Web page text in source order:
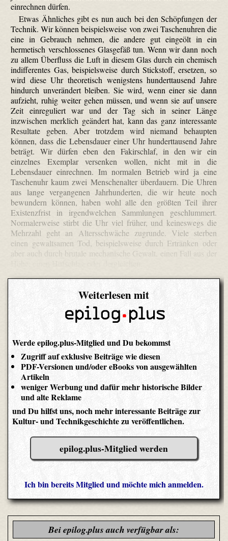
einrechnen dürfen.
Etwas Ähnliches gibt es nun auch bei den Schöpfungen der
Technik. Wir können beispielsweise von zwei Taschenuhren die
eine in Gebrauch nehmen, die andere gut eingeölt in ein
hermetisch verschlossenes Glasgefäß tun. Wenn wir dann noch
zu allem Überfluss die Luft in diesem Glas durch ein chemisch
indifferentes Gas, beispielsweise durch Stickstoff, ersetzen, so
wird diese Uhr theoretisch wenigstens hunderttausend Jahre
hindurch unverändert bleiben. Sie wird, wenn einer sie dann
aufzieht, ruhig weiter gehen müssen, und wenn sie auf unsere
Zeit einreguliert war und der Tag sich in seiner Länge
inzwischen merklich geändert hat, kann das ganz interessante
Resultate geben. Aber trotzdem wird niemand behaupten
können, dass die Lebensdauer einer Uhr hunderttausend Jahre
beträgt. Wir dürfen eben den Fakir­schlaf, in den wir ein
einzelnes Exemplar versenken wollen, nicht mit in die
Lebensdauer einrechnen. Im normalen Betrieb wird ja eine
Taschenuhr kaum zwei Menschenalter überdauern. Die Uhren
aus lange vergangenen Jahrhunderten, die wir heute noch
bewundern können, haben wohl alle den größten Teil ihrer
Existenzfrist in irgendwelchen Sammlungen geschlummert.
Normalerweise stirbt die Uhr viel früher, und keineswegs die
Mehrzahl geht an Altersschwäche zugrunde. Viele sterben
einen gewaltsamen Tod, beispielsweise durch Ertränken oder
aber auch durch brutale mechanische Gewalt, einen Fall aus der
Weiterlesen mit
Werde epilog.plus-Mitglied und Du bekommst
Zugriff auf exklusive Beiträge wie diesen
PDF-Versionen und/oder eBooks von ausgewählten
Artikeln
weniger Werbung und dafür mehr historische Bilder
und alte Reklame
und Du hilfst uns, noch mehr interessante Beiträge zur
Kultur- und Technikgeschichte zu veröffentlichen.
epilog.plus-Mitglied werden
Ich bin bereits Mitglied und möchte mich anmelden.
Bei epilog.plus auch verfügbar als: